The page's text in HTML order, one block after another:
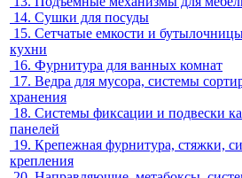
14. Сушки для посуды
15. Сетчатые емкости и
кухни
16. Фурнитура для ванных комнат
17. Ведра для мусора, системы
хранения
18. Системы фиксации и подвески
панелей
19. Крепежная фурнитура, стяжки,
крепления